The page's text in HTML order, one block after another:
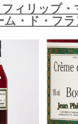
ィリップ・
ム・ド・フ